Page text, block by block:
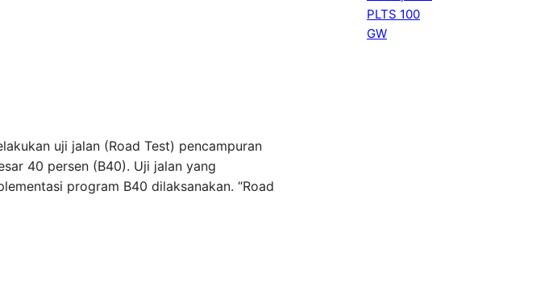
uji jalan (Road Test) pencampuran
40 persen (B40). Uji jalan yang
program B40 dilaksanakan. “Road